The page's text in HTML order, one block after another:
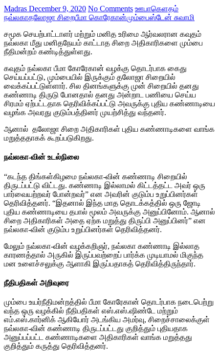
Madras December 9, 2020 No Comments ஊபாகெளதம்
நவ்லகாதலோஜா சிறைபீமா கொரேகான்மும்பைஸ்டேன் சுவாமி
சமூக செயற்பாட்டாளர் மற்றும் மனித உரிமை ஆர்வலரான கவுதம்
நவ்லகா மீது மனிதநேயம் காட்டாத சிறை அதிகாரிகளை மும்பை
நீதிமன்றம் கண்டித்துள்ளது.
கவுதம் நவ்லகா பீமா கோரேகான் வழக்கு தொடர்பாக கைது
செய்யப்பட்டு, மும்பையில் இருக்கும் தலோஜா சிறையில்
வைக்கப்பட்டுள்ளார். சில தினங்களுக்கு முன் சிறையில் தனது
கண்ணாடி திருடு போனதால் தனது அன்றாட பணியை செய்ய
சிரமம் ஏற்பட்டதாக தெரிவிக்கப்பட்டு அவருக்கு புதிய கண்ணாடியை
வழங்க அவரது குடும்பத்தினர் முயற்சித்து வந்தனர்.
ஆனால் தலோஜா சிறை அதிகாரிகள் புதிய கண்ணாடிகளை வாங்க
மறுத்ததாகக் கூறப்படுகிறது.
நவ்லகா-வின் உடல்நிலை
“கடந்த திங்கள்கிழமை நவ்லகா-வின் கண்ணாடி சிறையில்
திருடப்பட்டு விட்டது. கண்ணாடி இல்லாமல் கிட்டத்தட்ட அவர் ஒரு
பார்வையற்றவர் போன்றவர்” என அவரின் குடும்ப உறுப்பினர்கள்
தெரிவித்தனர். “இதனால் இந்த மாத தொடக்கத்தில் ஒரு ஜோடி
புதிய கண்ணாடியை தபால் மூலம் அவருக்கு அனுப்பினோம். ஆனால்
​​சிறை அதிகாரிகள் அதை ஏற்க மறுத்து திருப்பி அனுப்பினர்” என
நவ்லகா-வின் குடும்ப உறுப்பினர்கள் தெரிவித்தனர்.
மேலும் நவ்லகா-வின் வழக்கறிஞர், நவ்லகா கண்ணாடி இல்லாத
காரணத்தால் அருகில் இருப்பவற்றைப் பார்க்க முடியாமல் மிகுந்த
மன உளைச்சலுக்கு ஆளாகி இருப்பதாகத் தெரிவித்திருந்தார்.
நீதிபதிகள் அறிவுரை
மும்பை உயர்நீதிமன்றத்தில் பீமா கோரேகான் தொடர்பாக நடைபெற்று
வந்த ஒரு வழக்கில் நீதிபதிகள் எஸ்.எஸ்.ஷிண்டே மற்றும்
எம்.எஸ்.கார்னிக் ஆகியோர் அடங்கிய அமர்வு, சிறைச்சாலைக்குள்
நவ்லகா-வின் கண்ணாடி திருடப்பட்டது குறித்தும் புதியதாக
அனுப்பப்பட்ட கண்ணாடிகளை அதிகாரிகள் வாங்க மறுத்தது
குறித்தும் கருத்து தெரிவித்தனர்.